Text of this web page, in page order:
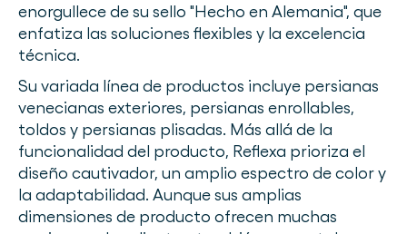
enorgullece de su sello "Hecho en Alemania", que
enfatiza las soluciones flexibles y la excelencia
técnica.
Su variada línea de productos incluye persianas
venecianas exteriores, persianas enrollables,
toldos y persianas plisadas. Más allá de la
funcionalidad del producto, Reflexa prioriza el
diseño cautivador, un amplio espectro de color y
la adaptabilidad. Aunque sus amplias
dimensiones de producto ofrecen muchas